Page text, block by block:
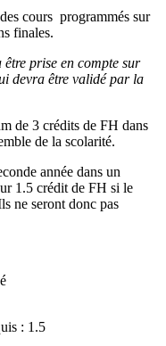
cours programmés sur
finales.
prise en compte sur
devra être validé par la
de 3 crédits de FH dans
de la scolarité.
année dans un
1.5 crédit de FH si le
ne seront donc pas
: 1.5